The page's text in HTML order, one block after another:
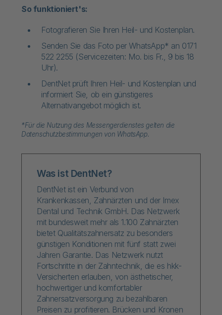
So funktioniert's:
Fotografieren Sie Ihren Heil- und Kostenplan.
Senden Sie das Foto per WhatsApp* an 0171
522 2255 (Servicezeiten: Mo. bis Fr., 9 bis 18
Uhr).
DentNet prüft Ihren Heil- und Kostenplan und
informiert Sie, ob ein günstigeres
Alternativangebot möglich ist.
*Für die Nutzung des Messengerdienstes gelten die
Datenschutzbestimmungen von WhatsApp.
Was ist DentNet?
DentNet ist ein Verbund von
Krankenkassen, Zahnärzten und der Imex
Dental und Technik GmbH. Das Netzwerk
mit bundesweit mehr als 1.100 Zahnärzten
bietet Qualitätszahnersatz zu besonders
günstigen Konditionen mit fünf statt zwei
Jahren Garantie. Das Netzwerk nutzt
Fortschritte in der Zahntechnik, die es hkk-
Versicherten erlauben, von ästhetischer,
hochwertiger und komfortabler
Zahnersatzversorgung zu bezahlbaren
Preisen zu profitieren. Brücken und Kronen